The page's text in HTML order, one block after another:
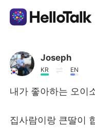
App di scambio
AI Grammar
Joseph
KR EN
내가 좋아하는 오이
집사람이랑 큰딸이